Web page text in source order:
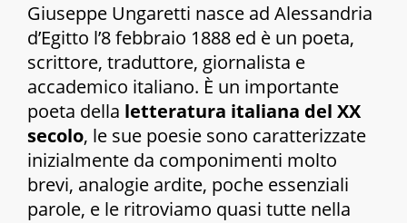
Giuseppe Ungaretti nasce ad Alessandria
d’Egitto l’8 febbraio 1888 ed è un poeta,
scrittore, traduttore, giornalista e
accademico italiano. È un importante
poeta della letteratura italiana del XX
secolo, le sue poesie sono caratterizzate
inizialmente da componimenti molto
brevi, analogie ardite, poche essenziali
parole, e le ritroviamo quasi tutte nella